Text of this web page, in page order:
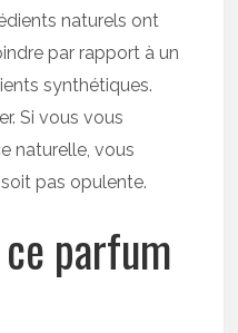
naturels ont
par rapport à un
synthétiques.
Si vous vous
naturelle, vous
pas opulente.
parfum